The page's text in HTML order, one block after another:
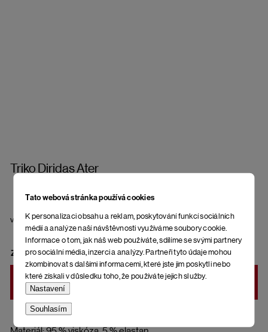
Tato webová stránka používá cookies
K personalizaci obsahu a reklam, poskytování funkcí sociálních
médií a analýze naší návštěvnosti využíváme soubory cookie.
Informace o tom, jak náš web používáte, sdílíme se svými partnery
pro sociální média, inzerci a analýzy. Partneři tyto údaje mohou
zkombinovat s dalšími informacemi, které jste jim poskytli nebo
které získali v důsledku toho, že používáte jejich služby.
Nastavení
Souhlasím
Triko Diridas Ater
velikost
ZVOLTE VARIANTU
DO KOŠÍKU